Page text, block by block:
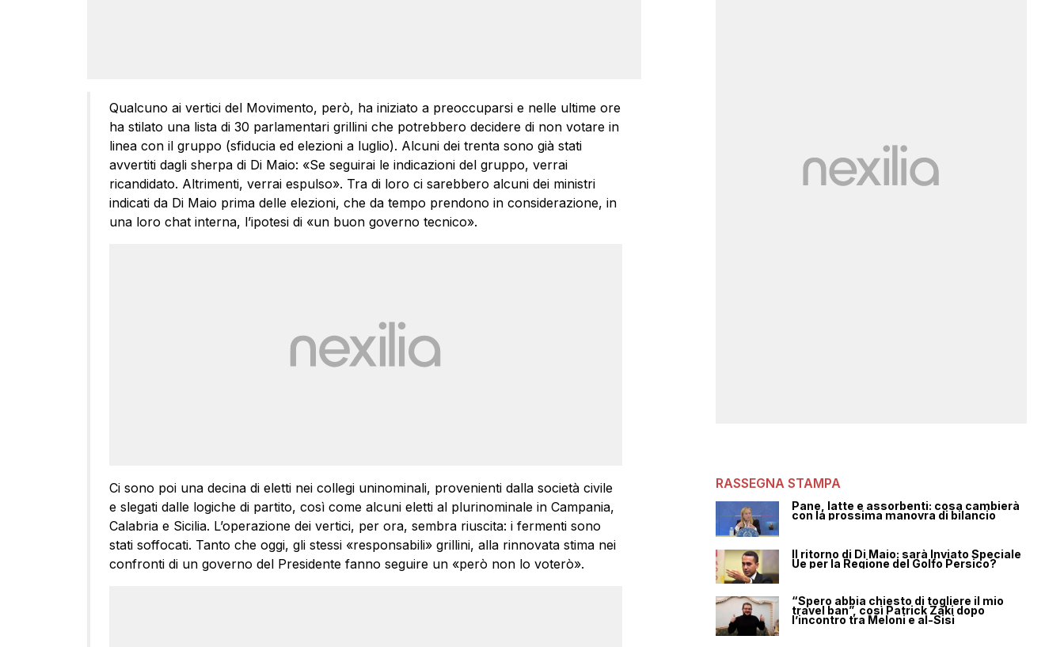
Qualcuno ai vertici del Movimento, però, ha iniziato a preoccuparsi e nelle ultime ore
ha stilato una lista di 30 parlamentari grillini che potrebbero decidere di non votare in
linea con il gruppo (sfiducia ed elezioni a luglio). Alcuni dei trenta sono già stati
avvertiti dagli sherpa di Di Maio: «Se seguirai le indicazioni del gruppo, verrai
ricandidato. Altrimenti, verrai espulso». Tra di loro ci sarebbero alcuni dei ministri
indicati da Di Maio prima delle elezioni, che da tempo prendono in considerazione, in
una loro chat interna, l’ipotesi di «un buon governo tecnico».
Ci sono poi una decina di eletti nei collegi uninominali, provenienti dalla società civile
e slegati dalle logiche di partito, così come alcuni eletti al plurinominale in Campania,
Calabria e Sicilia. L’operazione dei vertici, per ora, sembra riuscita: i fermenti sono
stati soffocati. Tanto che oggi, gli stessi «responsabili» grillini, alla rinnovata stima nei
confronti di un governo del Presidente fanno seguire un «però non lo voterò».
RASSEGNA STAMPA
Pane, latte e assorbenti: cosa cambierà
con la prossima manovra di bilancio
Il ritorno di Di Maio: sarà Inviato Speciale
Ue per la Regione del Golfo Persico?
“Spero abbia chiesto di togliere il mio
travel ban”, così Patrick Zaki dopo
l’incontro tra Meloni e al-Sisi